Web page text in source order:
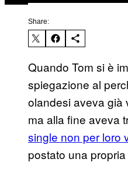
Share:
Quando Tom si è
spiegazione al
olandesi aveva già
ma alla fine aveva
single non per loro
postato una